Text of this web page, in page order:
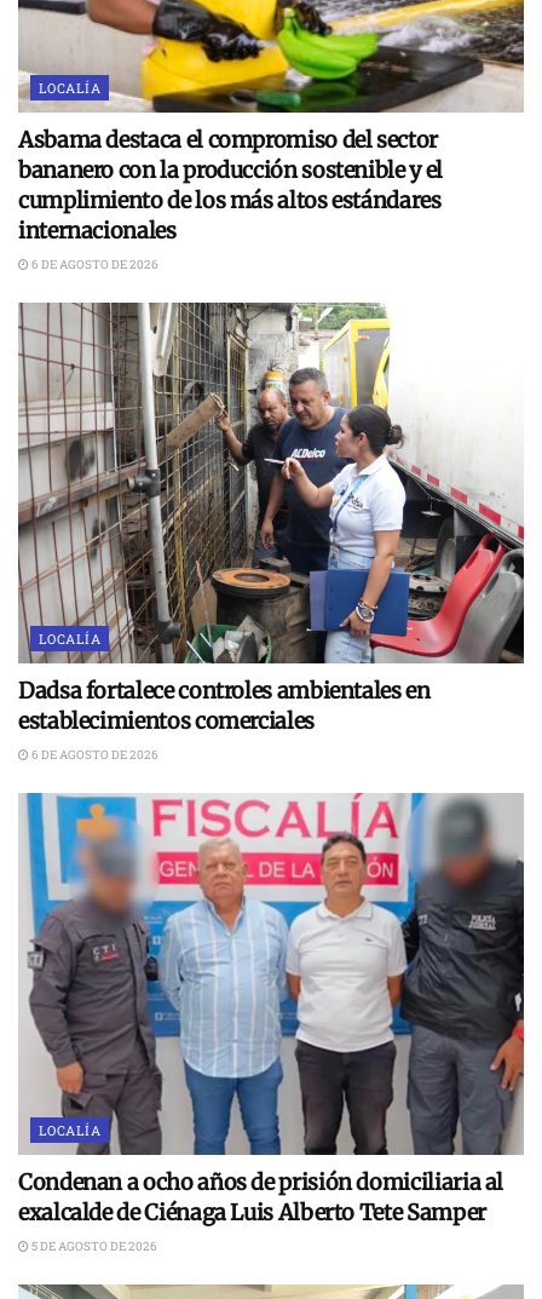
LOCALÍA
Asbama destaca el compromiso del sector
bananero con la producción sostenible y el
cumplimiento de los más altos estándares
internacionales
6 DE AGOSTO DE 2026
LOCALÍA
Dadsa fortalece controles ambientales en
establecimientos comerciales
6 DE AGOSTO DE 2026
LOCALÍA
Condenan a ocho años de prisión domiciliaria al
exalcalde de Ciénaga Luis Alberto Tete Samper
5 DE AGOSTO DE 2026